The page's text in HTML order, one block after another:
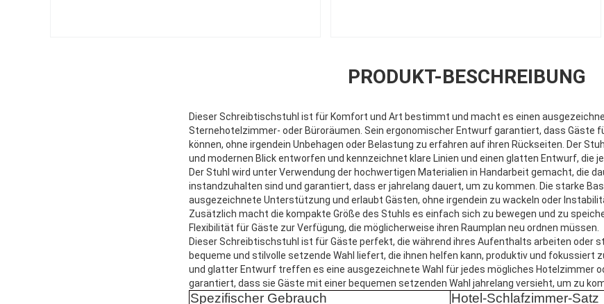
PRODUKT-BESCHREIBUNG
Dieser Schreibtischstuhl ist für Komfort und Art bestimmt und macht es einen
Sternehotelzimmer- oder Büroräumen. Sein ergonomischer Entwurf garantiert, dass Gäste
können, ohne irgendein Unbehagen oder Belastung zu erfahren auf ihren Rückseiten. Der
und modernen Blick entworfen und kennzeichnet klare Linien und einen glatten Entwurf, die
Der Stuhl wird unter Verwendung der hochwertigen Materialien in Handarbeit gemacht, die
instandzuhalten sind und garantiert, dass er jahrelang dauert, um zu kommen. Die starke
ausgezeichnete Unterstützung und erlaubt Gästen, ohne irgendein zu wackeln oder
Zusätzlich macht die kompakte Größe des Stuhls es einfach sich zu bewegen und zu
Flexibilität für Gäste zur Verfügung, die möglicherweise ihren Raumplan neu ordnen müssen.
Dieser Schreibtischstuhl ist für Gäste perfekt, die während ihres Aufenthalts arbeiten oder
bequeme und stilvolle setzende Wahl liefert, die ihnen helfen kann, produktiv und fokussiert
und glatter Entwurf treffen es eine ausgezeichnete Wahl für jedes mögliches Hotelzimmer
garantiert, dass sie Gäste mit einer bequemen setzenden Wahl jahrelang versieht, um zu
Spezifischer Gebrauch
Hotel-Schlafzimmer-Satz